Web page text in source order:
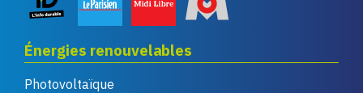
Énergies renouvelables
Photovoltaïque